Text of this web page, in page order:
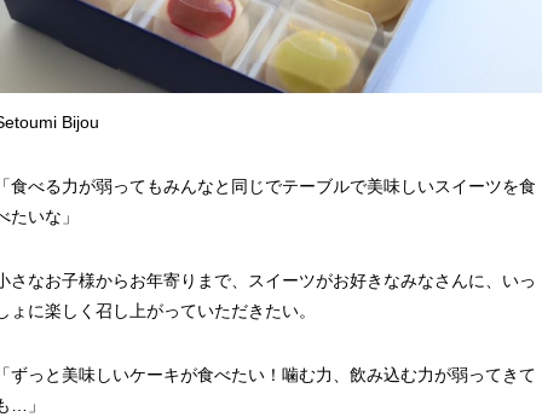
Bijou
食べる力が弱ってもみんなと同じでテーブルで美味しいスイーツを食
たいな」
さなお子様からお年寄りまで、スイーツがお好きなみなさんに、いっ
ょに楽しく召し上がっていただきたい。
ずっと美味しいケーキが食べたい！噛む力、飲み込む力が弱ってきて
…」